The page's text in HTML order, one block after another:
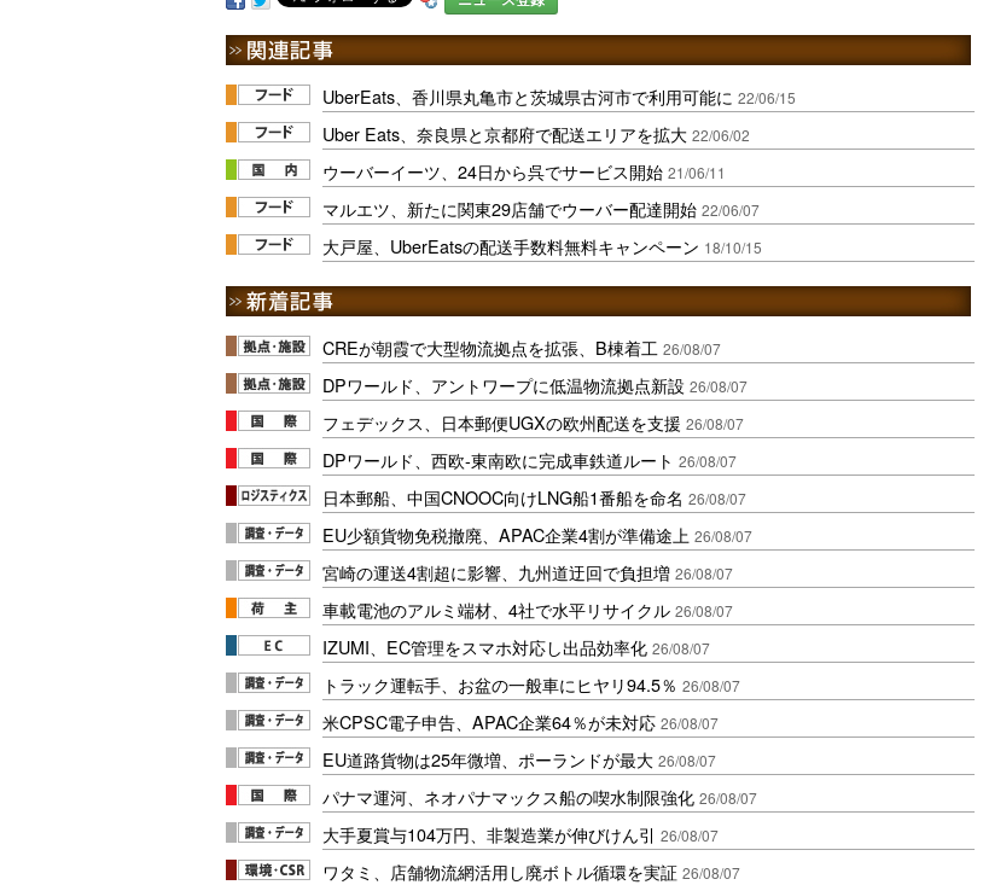
UberEats、香川県丸亀市と茨城県古河市で利用可能に 22/06/15
Uber Eats、奈良県と京都府で配送エリアを拡大 22/06/02
ウーバーイーツ、24日から呉でサービス開始 21/06/11
マルエツ、新たに関東29店舗でウーバー配達開始 22/06/07
大戸屋、UberEatsの配送手数料無料キャンペーン 18/10/15
CREが朝霞で大型物流拠点を拡張、B棟着工 26/08/07
DPワールド、アントワープに低温物流拠点新設 26/08/07
フェデックス、日本郵便UGXの欧州配送を支援 26/08/07
DPワールド、西欧-東南欧に完成車鉄道ルート 26/08/07
日本郵船、中国CNOOC向けLNG船1番船を命名 26/08/07
EU少額貨物免税撤廃、APAC企業4割が準備途上 26/08/07
宮崎の運送4割超に影響、九州道迂回で負担増 26/08/07
車載電池のアルミ端材、4社で水平リサイクル 26/08/07
IZUMI、EC管理をスマホ対応し出品効率化 26/08/07
トラック運転手、お盆の一般車にヒヤリ94.5％ 26/08/07
米CPSC電子申告、APAC企業64％が未対応 26/08/07
EU道路貨物は25年微増、ポーランドが最大 26/08/07
パナマ運河、ネオパナマックス船の喫水制限強化 26/08/07
大手夏賞与104万円、非製造業が伸びけん引 26/08/07
ワタミ、店舗物流網活用し廃ボトル循環を実証 26/08/07